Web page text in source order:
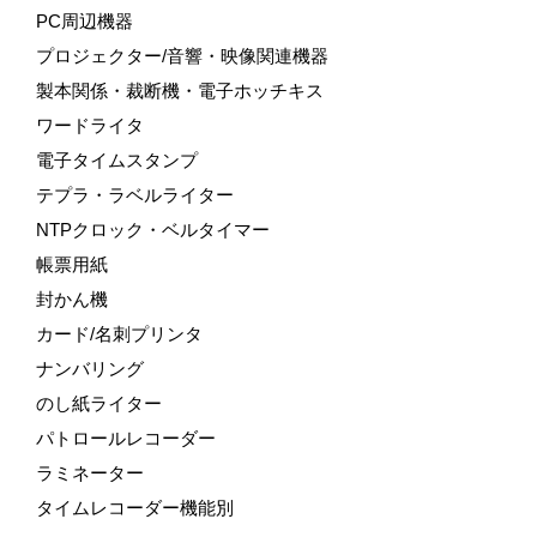
PC周辺機器
プロジェクター/音響・映像関連機器
製本関係・裁断機・電子ホッチキス
ワードライタ
電子タイムスタンプ
テプラ・ラベルライター
NTPクロック・ベルタイマー
帳票用紙
封かん機
カード/名刺プリンタ
ナンバリング
のし紙ライター
パトロールレコーダー
ラミネーター
タイムレコーダー機能別